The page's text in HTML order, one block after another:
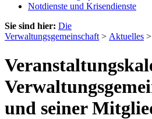
Notdienste und Krisendienste
Sie sind hier: Die
Verwaltungsgemeinschaft > Aktuelles >
und seiner